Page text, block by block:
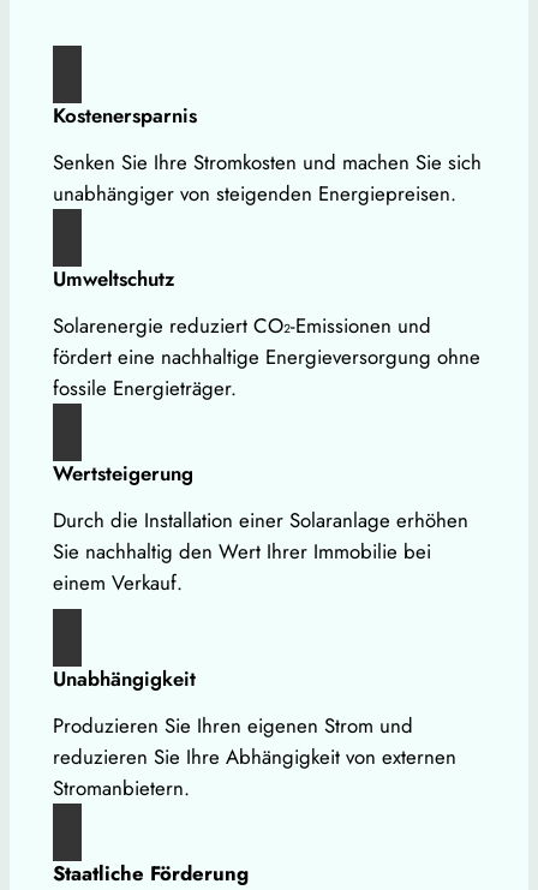
Kostenersparnis
Senken Sie Ihre Stromkosten und machen Sie sich
unabhängiger von steigenden Energiepreisen.
Umweltschutz
Solarenergie reduziert CO₂-Emissionen und
fördert eine nachhaltige Energieversorgung ohne
fossile Energieträger.
Wertsteigerung
Durch die Installation einer Solaranlage erhöhen
Sie nachhaltig den Wert Ihrer Immobilie bei
einem Verkauf.
Unabhängigkeit
Produzieren Sie Ihren eigenen Strom und
reduzieren Sie Ihre Abhängigkeit von externen
Stromanbietern.
Staatliche Förderung